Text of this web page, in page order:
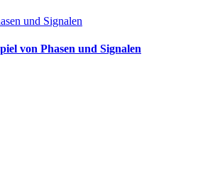
und Signalen
von Phasen und Signalen